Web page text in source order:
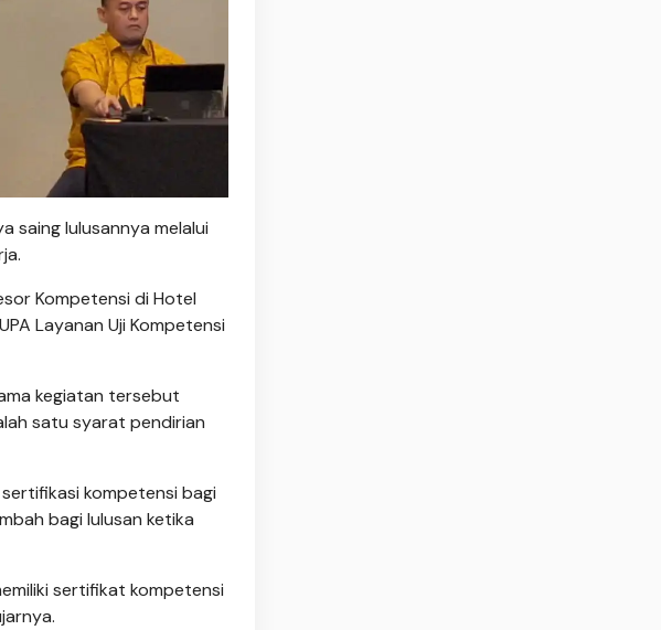
saing lulusannya melalui
Kompetensi di Hotel
Layanan Uji Kompetensi
kegiatan tersebut
satu syarat pendirian
kompetensi bagi
bagi lulusan ketika
sertifikat kompetensi